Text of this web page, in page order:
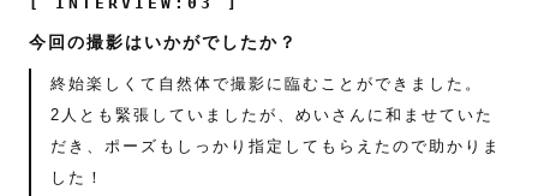
今回の撮影はいかがでしたか？
終始楽しくて自然体で撮影に臨むことができました。
2人とも緊張していましたが、めいさんに和ませていた
だき、ポーズもしっかり指定してもらえたので助かりま
した！